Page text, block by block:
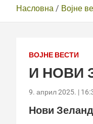
Насловна Војне
ВОЈНЕ ВЕСТИ
И НОВИ
9. април 2025. |
Нови